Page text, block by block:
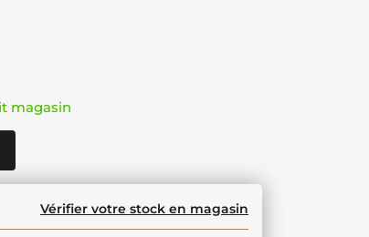
magasin
Vérifier votre stock en magasin